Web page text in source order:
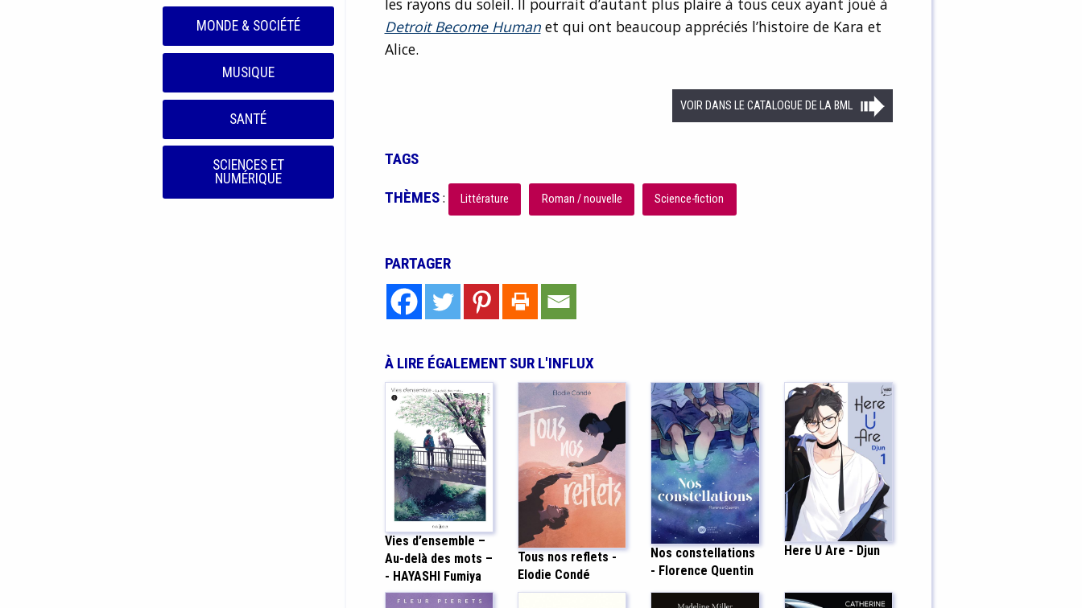
MONDE & SOCIÉTÉ
MUSIQUE
SANTÉ
SCIENCES ET
NUMÉRIQUE
les rayons du soleil. Il pourrait d’autant plus plaire à tous ceux ayant joué à
Detroit Become Humanet qui ont beaucoup appréciés l’histoire de Kara et
Alice.
VOIR DANS LE CATALOGUE DE LA BML
TAGS
THÈMES: Littérature Roman / nouvelle Science-fiction
PARTAGER
À LIRE ÉGALEMENT SUR L'INFLUX
Vies d’ensemble –
Au-delà des mots –
- HAYASHI Fumiya
Tous nos reflets -
Elodie Condé
Nos constellations
- Florence Quentin
Here U Are - Djun